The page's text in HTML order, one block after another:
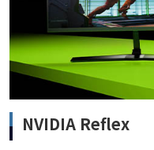
NVIDIA Reflex